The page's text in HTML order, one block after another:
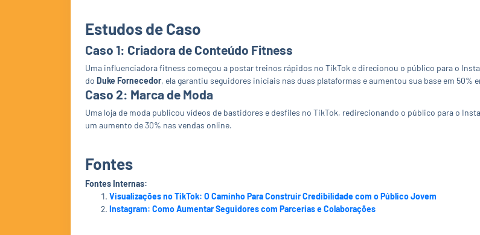
Estudos de Caso
Caso 1: Criadora de Conteúdo Fitness
Uma influenciadora fitness começou a postar treinos rápidos no TikTok e direcionou o público para o
do Duke Fornecedor, ela garantiu seguidores iniciais nas duas plataformas e aumentou sua base em 50%
Caso 2: Marca de Moda
Uma loja de moda publicou vídeos de bastidores e desfiles no TikTok, redirecionando o público para o
um aumento de 30% nas vendas online.
Fontes
Fontes Internas:
Visualizações no TikTok: O Caminho Para Construir Credibilidade com o Público Jovem
Instagram: Como Aumentar Seguidores com Parcerias e Colaborações